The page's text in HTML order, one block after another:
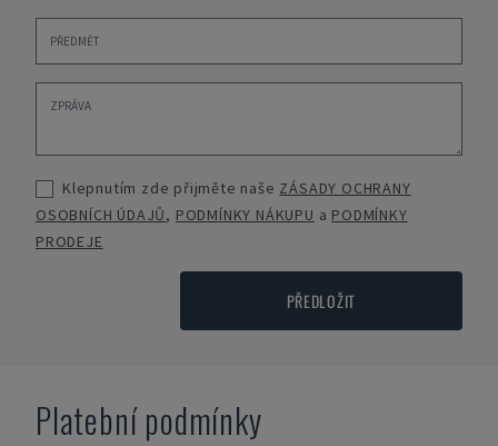
Klepnutím zde přijměte naše ZÁSADY OCHRANY
OSOBNÍCH ÚDAJŮ, PODMÍNKY NÁKUPU a PODMÍNKY
PRODEJE
PŘEDLOŽIT
Platební podmínky